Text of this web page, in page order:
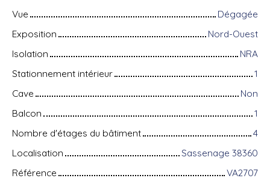
Vue
Dégagée
Exposition
Nord-Ouest
Isolation
NRA
Stationnement intérieur
1
Cave
Non
Balcon
1
Nombre d'étages du bâtiment
4
Localisation
Sassenage 38360
Référence
VA2707